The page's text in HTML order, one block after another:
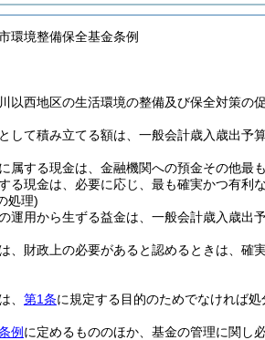
環境整備保全基金条例
以西地区の生活環境の整備及び保全対策の
して積み立てる額は、一般会計歳入歳出予
属する現金は、金融機関への預金その他最
る現金は、必要に応じ、最も確実かつ有利
処理)
運用から生ずる益金は、一般会計歳入歳出
、財政上の必要があると認めるときは、確
、 第1条に規定する目的のためでなければ処
例 に定めるもののほか、基金の管理に関し